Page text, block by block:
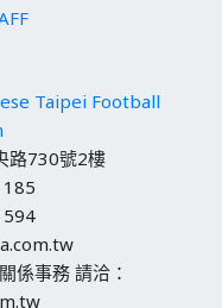
Taipei Football
路730號2樓
係事務 請洽：